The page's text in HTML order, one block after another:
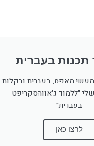
תכנות בעברית
מאפס, בעברית ובקלות
״ללמוד ג׳אווהסקריפט
בעברית״
לחצו כאן